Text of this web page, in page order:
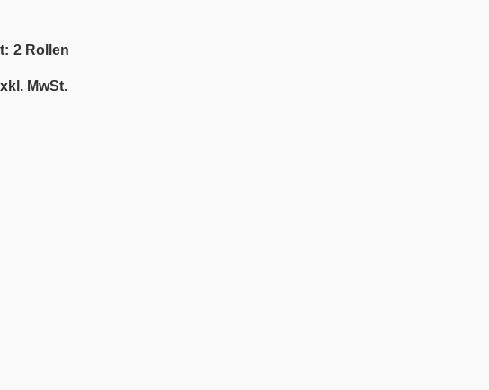
2 Rollen
MwSt.